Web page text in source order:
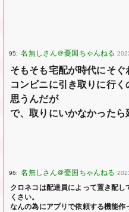
95:
そもそも宅配が時代にそぐ
コンビニに引き取りに行
思うんだが
で、取りにいかなかったら
96:
クロネコは配達員によって置き配
くさい。
なんの為にアプリで依頼する機能作